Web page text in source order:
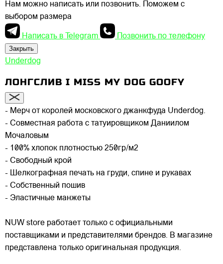
Нам можно написать или позвонить. Поможем с
выбором размера
Написать в Telegram Позвонить по телефону
Закрыть
Underdog
ЛОНГСЛИВ I MISS MY DOG GOOFY
- Мерч от королей московского джанкфуда Underdog.
- Совместная работа с татуировщиком Даниилом
Мочаловым
- 100% хлопок плотностью 250гр/м2
- Свободный крой
- Шелкографная печать на груди, спине и рукавах
- Собственный пошив
- Эластичные манжеты
NUW store работает только с официальными
поставщиками и представителями брендов. В магазине
представлена только оригинальная продукция.